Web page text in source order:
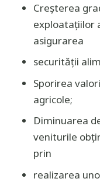
Creșterea
exploatațiilor
asigurarea
securității
Sporirea
agricole;
Diminuarea
veniturile
prin
realizarea